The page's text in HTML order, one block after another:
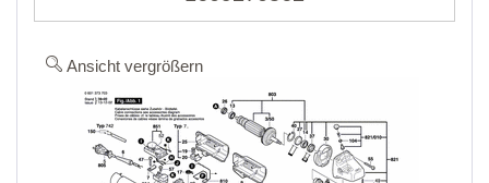
Ansicht vergrößern